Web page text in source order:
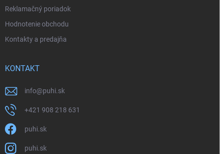
Reklamačný poriadok
Hodnotenie obchodu
Kontakty a predajňa
KONTAKT
info@puhi.sk
+421 908 218 631
puhi.sk
puhi.sk